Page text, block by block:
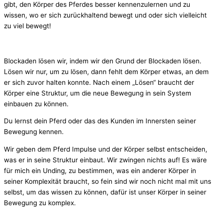
gibt, den Körper des Pferdes besser kennenzulernen und zu
wissen, wo er sich zurückhaltend bewegt und oder sich vielleicht
zu viel bewegt!
Blockaden lösen wir, indem wir den Grund der Blockaden lösen.
Lösen wir nur, um zu lösen, dann fehlt dem Körper etwas, an dem
er sich zuvor halten konnte. Nach einem „Lösen“ braucht der
Körper eine Struktur, um die neue Bewegung in sein System
einbauen zu können.
Du lernst dein Pferd oder das des Kunden im Innersten seiner
Bewegung kennen.
Wir geben dem Pferd Impulse und der Körper selbst entscheiden,
was er in seine Struktur einbaut. Wir zwingen nichts auf! Es wäre
für mich ein Unding, zu bestimmen, was ein anderer Körper in
seiner Komplexität braucht, so fein sind wir noch nicht mal mit uns
selbst, um das wissen zu können, dafür ist unser Körper in seiner
Bewegung zu komplex.